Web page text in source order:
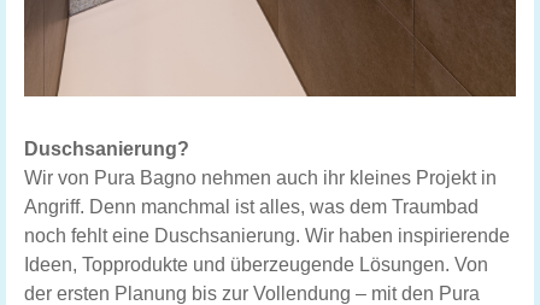
Duschsanierung?
Wir von Pura Bagno nehmen auch ihr kleines Projekt in
Angriff. Denn manchmal ist alles, was dem Traumbad
noch fehlt eine Duschsanierung. Wir haben inspirierende
Ideen, Topprodukte und überzeugende Lösungen. Von
der ersten Planung bis zur Vollendung – mit den Pura